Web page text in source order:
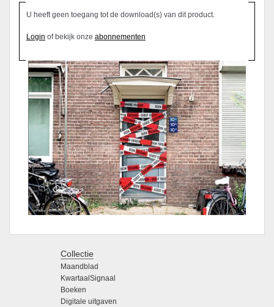
U heeft geen toegang tot de download(s) van dit product.
Login of bekijk onze abonnementen
Collectie
Maandblad
KwartaalSignaal
Boeken
Digitale uitgaven